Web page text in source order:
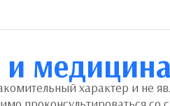
и
характер и не